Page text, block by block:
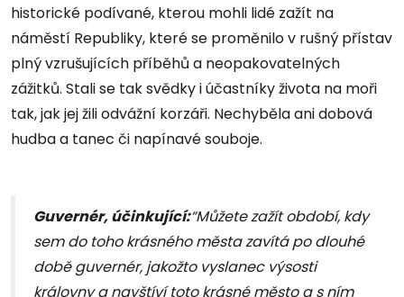
historické podívané, kterou mohli lidé zažít na
náměstí Republiky, které se proměnilo v rušný přístav
plný vzrušujících příběhů a neopakovatelných
zážitků. Stali se tak svědky i účastníky života na moři
tak, jak jej žili odvážní korzáři. Nechyběla ani dobová
hudba a tanec či napínavé souboje.
Guvernér, účinkující:“Můžete zažít období, kdy
sem do toho krásného města zavítá po dlouhé
době guvernér, jakožto vyslanec výsosti
královny a navštíví toto krásné město a s ním